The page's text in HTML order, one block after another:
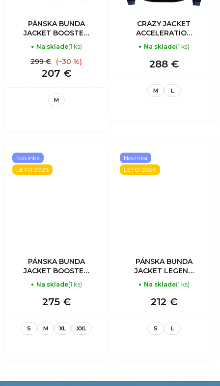
PÁNSKA BUNDA
JACKET BOOSTED
PROOF MAN -
ORIENTE
Na sklade(1 ks)
207 €
299 € (–30 %)
M
CRAZY JACKET
ACCELERATION
LIGHT MAN SLATE
Na sklade(1 ks)
288 €
M L
Novinka
LETO 2026
PÁNSKA BUNDA
JACKET BOOSTED
PROOF MAN -
SLATE
Na sklade(1 ks)
275 €
S M XL XXL
Novinka
LETO 2026
PÁNSKA BUNDA
JACKET LEGEND
SHELL -
MOUNTAIN
Na sklade(1 ks)
212 €
S L